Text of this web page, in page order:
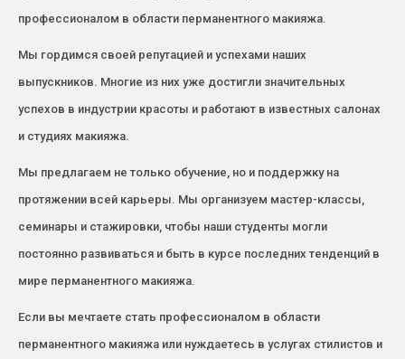
профессионалом в области перманентного макияжа.
Мы гордимся своей репутацией и успехами наших
выпускников. Многие из них уже достигли значительных
успехов в индустрии красоты и работают в известных салонах
и студиях макияжа.
Мы предлагаем не только обучение, но и поддержку на
протяжении всей карьеры. Мы организуем мастер-классы,
семинары и стажировки, чтобы наши студенты могли
постоянно развиваться и быть в курсе последних тенденций в
мире перманентного макияжа.
Если вы мечтаете стать профессионалом в области
перманентного макияжа или нуждаетесь в услугах стилистов и